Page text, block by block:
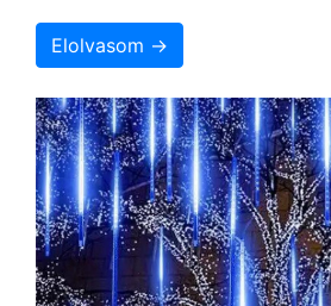
Elolvasom →